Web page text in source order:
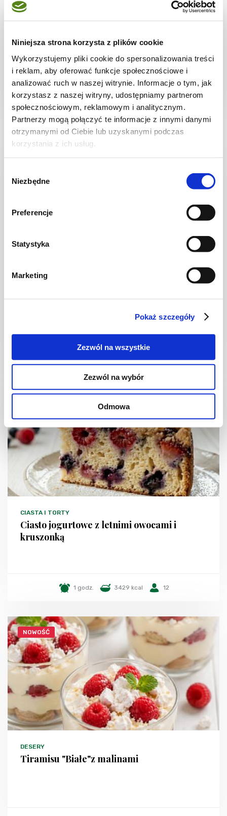
Niniejsza strona korzysta z plików cookie
Wykorzystujemy pliki cookie do spersonalizowania treści
i reklam, aby oferować funkcje społecznościowe i
analizować ruch w naszej witrynie. Informacje o tym, jak
korzystasz z naszej witryny, udostępniamy partnerom
społecznościowym, reklamowym i analitycznym.
Partnerzy mogą połączyć te informacje z innymi danymi
otrzymanymi od Ciebie lub uzyskanymi podczas
korzystania z ich usług.
zgody
Niezbędne
Preferencje
Statystyka
Marketing
Pokaż szczegóły
Zezwól na wszystkie
Zezwól na wybór
Odmowa
Ciastka francuskie z borówkami + film
30 min. 1531 kcal 8
CIASTA I TORTY
frużeliną
4954 kcal
CIASTA I TORTY
Ciasto jogurtowe z letnimi owocami i
kruszonką
1 godz. 3429 kcal 12
NOWOŚĆ
DESERY
Tiramisu "Białe"z malinami